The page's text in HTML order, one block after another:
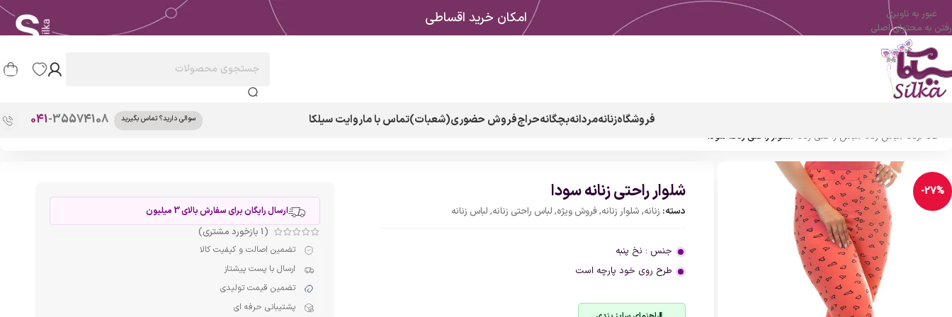
عبور به ناوبری
رفتن به محتوای اصلی
امکان خرید اقساطی
فروشگاهزنانهمردانهبچگانهحراجفروش حضوری(شعبات)تماس با ماروایت سیلکا سوالی دارید؟ تماس بگیرید 041-35574108
خانه /زنانه /لباس زنانه /لباس راحتی زنانه /شلوار راحتی زنانه سودا
-27% شلوار راحتی زنانه سودا
دسته: زنانه, شلوار زنانه,فروش ویژه, لباس راحتی زنانه, لباس زنانه
جنس : نخ پنبه
طرح روی خود پارچه است
ارسال رایگان برای سفارش بالای 3 میلیون
(
1بازخورد مشتری)
تضمین اصالت و کیفیت کالا
ارسال با پست پیشتاز
تضمین قیمت تولیدی
پشتیبانی حرفه ای